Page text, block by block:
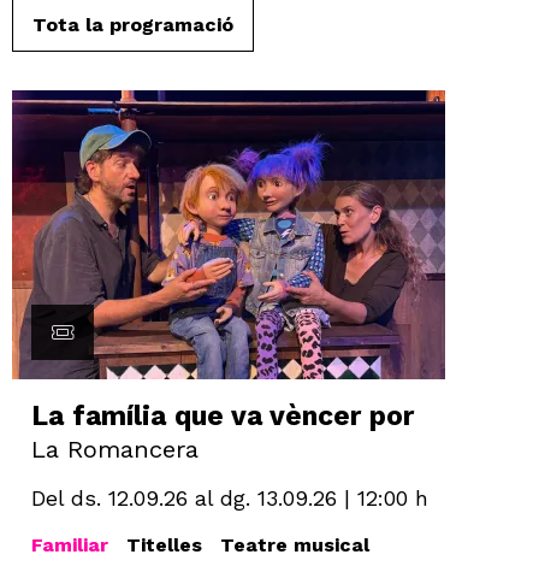
Tota la programació
La família que va vèncer por
La Romancera
Del ds. 12.09.26 al dg. 13.09.26 | 12:00 h
Familiar Titelles Teatre musical